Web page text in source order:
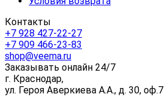
Контакты
+7 928 427-22-27
+7 909 466-23-83
shop@veema.ru
Заказывать онлайн 24/7
г. Краснодар,
ул. Героя Аверкиева А.А., д. 30, оф.7